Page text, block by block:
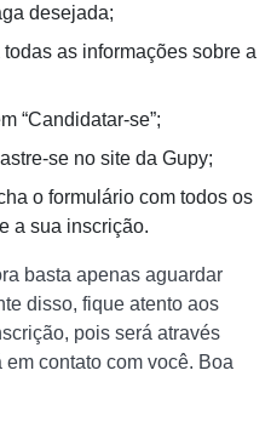
desejada;
as informações sobre a
“Candidatar-se”;
se no site da Gupy;
o formulário com todos os
a sua inscrição.
basta apenas aguardar
disso, fique atento aos
pois será através
contato com você. Boa